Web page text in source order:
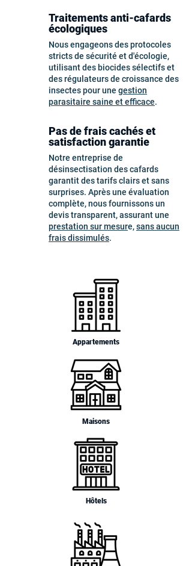
Traitements anti-cafards
écologiques
Nous engageons des protocoles
stricts de sécurité et d'écologie,
utilisant des biocides sélectifs et
des régulateurs de croissance des
insectes pour une gestion
parasitaire saine et efficace.
Pas de frais cachés et
satisfaction garantie
Notre entreprise de
désinsectisation des cafards
garantit des tarifs clairs et sans
surprises. Après une évaluation
complète, nous fournissons un
devis transparent, assurant une
prestation sur mesure,sans aucun
frais dissimulés.
Appartements
Maisons
Hôtels